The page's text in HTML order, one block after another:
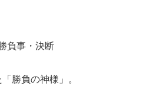
負事・決断
勝負の神様」。